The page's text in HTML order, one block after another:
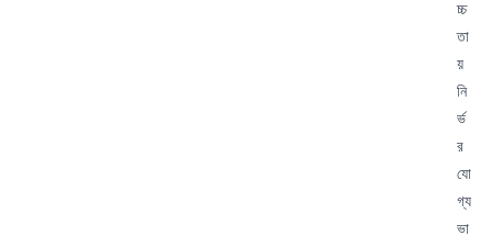
চ্চ
তা
য়
নি
র্ভ
র
যো
গ্য
ভা